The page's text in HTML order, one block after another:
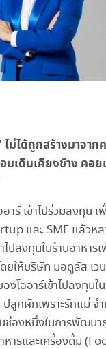
” ไม่ได้ถูกสร้างมา
เดินเคียงข้าง คอย
าร์ เข้าไปร่วมลงทุน เ
และ SME แล้วห
ไปลงทุนในร้านอาหาร
ยให้บริษัท มอดูลัส เว
โออาร์เข้าไปลงทุนใน
ลูกผักเพราะรักแม่ จ
ช่องหนึ่งในการพัฒนา
ารและเครื่องดื่ม